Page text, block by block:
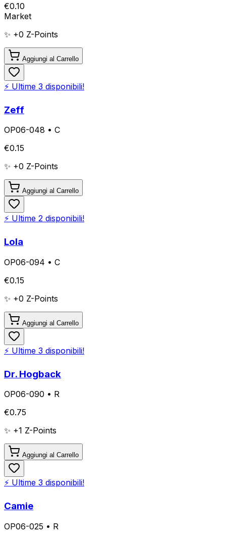
€0.10
Market
✨ +0 Z-Points
Aggiungi al Carrello
⚡ Ultime 3 disponibili!
Zeff
OP06-048 • C
€0.15
✨ +0 Z-Points
Aggiungi al Carrello
⚡ Ultime 2 disponibili!
Lola
OP06-094 • C
€0.15
✨ +0 Z-Points
Aggiungi al Carrello
⚡ Ultime 3 disponibili!
Dr. Hogback
OP06-090 • R
€0.75
✨ +1 Z-Points
Aggiungi al Carrello
⚡ Ultime 3 disponibili!
Camie
OP06-025 • R